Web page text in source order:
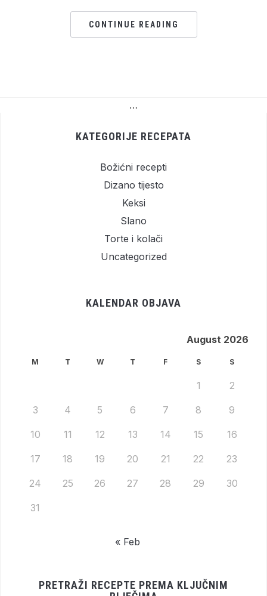
CONTINUE READING
…
KATEGORIJE RECEPATA
Božićni recepti
Dizano tijesto
Keksi
Slano
Torte i kolači
Uncategorized
KALENDAR OBJAVA
August 2026
M T W T F S S
1 2
3 4 5 6 7 8 9
10 11 12 13 14 15 16
17 18 19 20 21 22 23
24 25 26 27 28 29 30
31
« Feb
PRETRAŽI RECEPTE PREMA KLJUČNIM